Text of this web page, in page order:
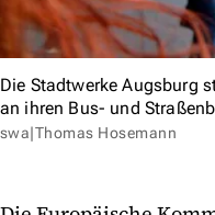
Die Stadtwerke Augsburg
an ihren Bus- und
swa|Thomas Hosemann